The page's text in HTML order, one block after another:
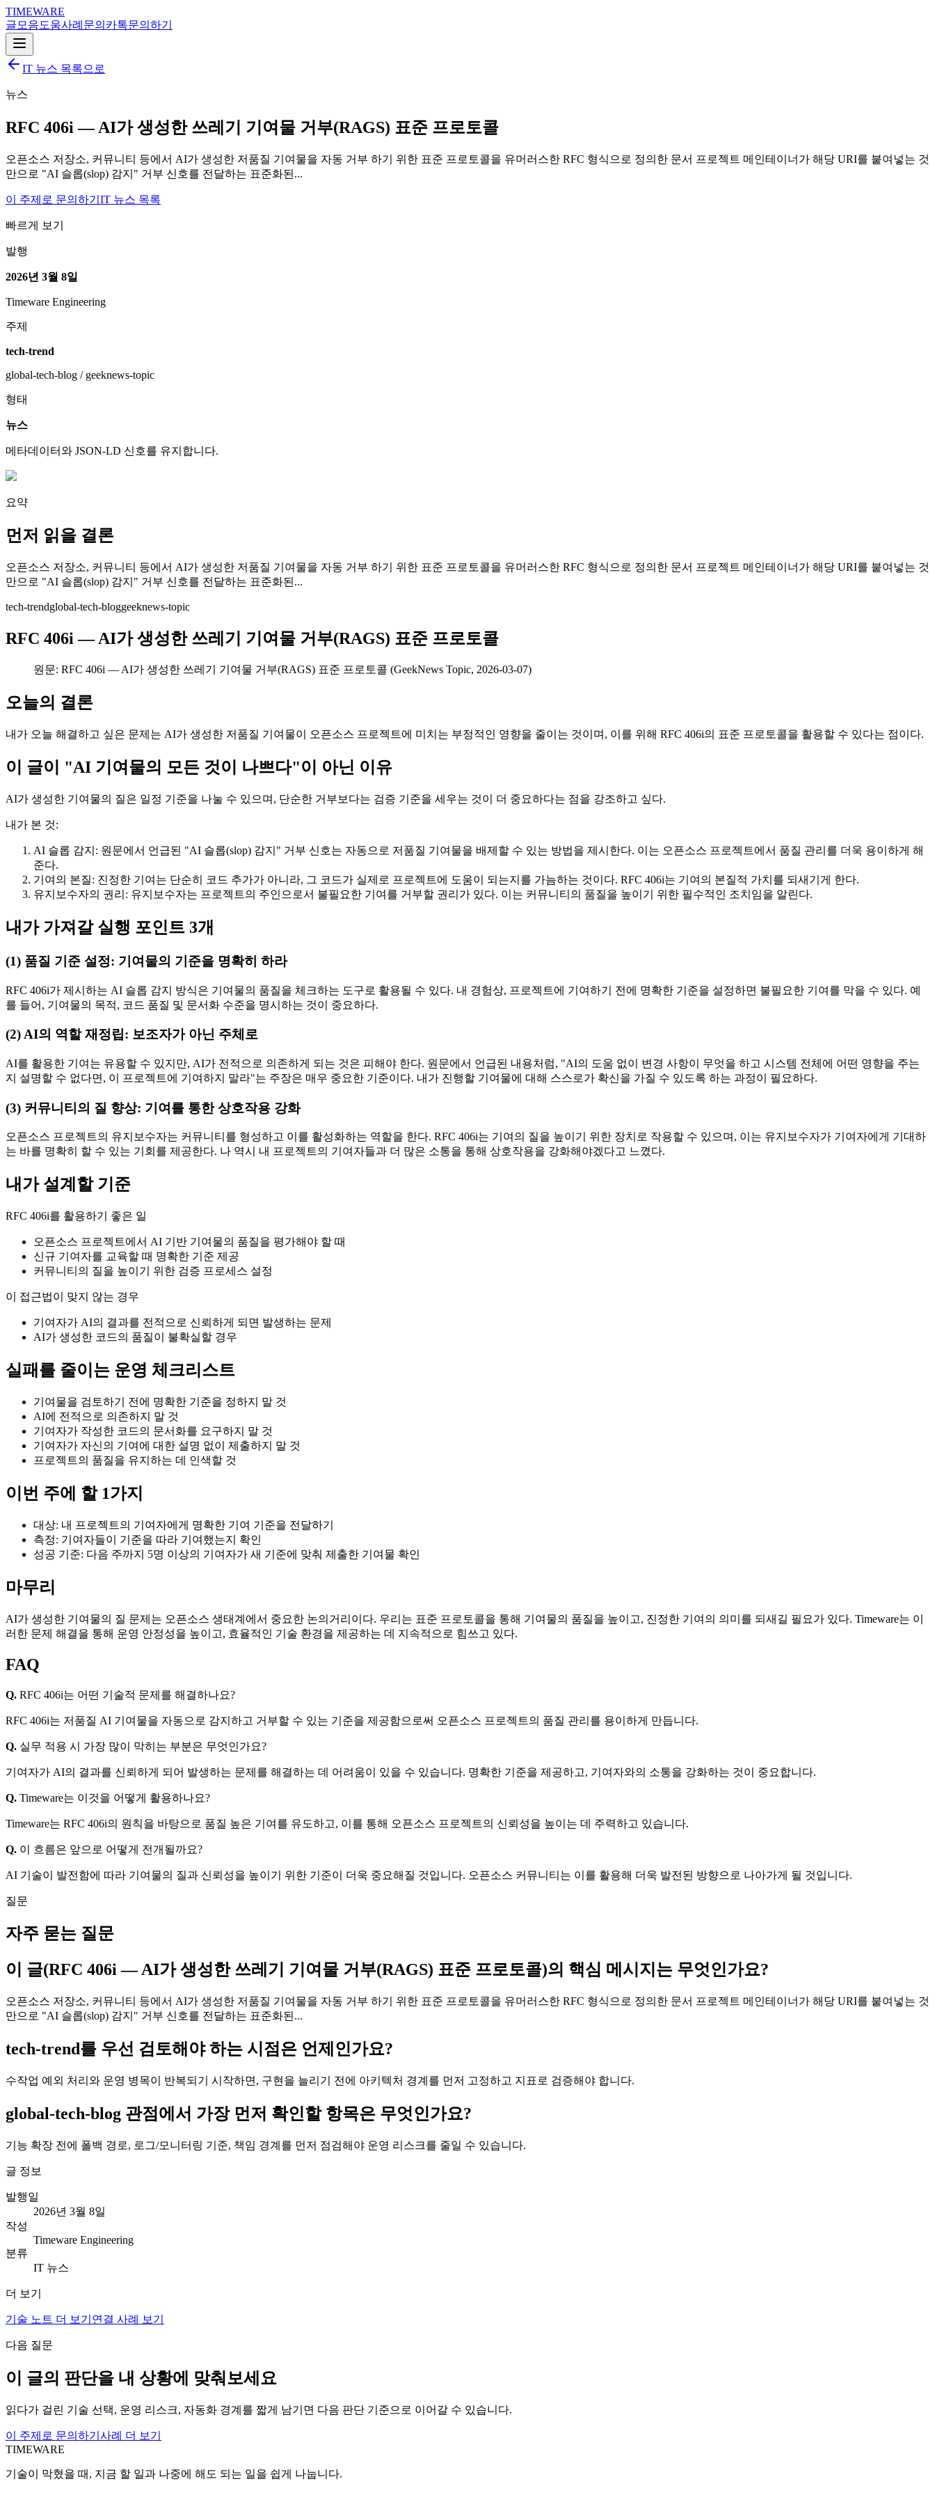
TIMEWARE
글 모음도움사례 문의 카톡문의하기
IT 뉴스 목록으로
뉴스
RFC 406i — AI가 생성한 쓰레기 기여물 거부(RAGS) 표준 프로토콜
오픈소스 저장소, 커뮤니티 등에서 AI가 생성한 저품질 기여물을 자동 거부 하기 위한 표준 프로토콜을 유머러스한 RFC 형식으로 정의한 문서 프로젝트 메인테이너가 해당 URI를 붙여넣는 것
만으로 "AI 슬롭(slop) 감지" 거부 신호를 전달하는 표준화된...
이 주제로 문의하기 IT 뉴스 목록
빠르게 보기
발행
2026년 3월 8일
Timeware Engineering
주제
tech-trend
global-tech-blog / geeknews-topic
형태
뉴스
메타데이터와 JSON-LD 신호를 유지합니다.
요약
먼저 읽을 결론
오픈소스 저장소, 커뮤니티 등에서 AI가 생성한 저품질 기여물을 자동 거부 하기 위한 표준 프로토콜을 유머러스한 RFC 형식으로 정의한 문서 프로젝트 메인테이너가 해당 URI를 붙여넣는 것
만으로 "AI 슬롭(slop) 감지" 거부 신호를 전달하는 표준화된...
tech-trendglobal-tech-bloggeeknews-topic
RFC 406i — AI가 생성한 쓰레기 기여물 거부(RAGS) 표준 프로토콜
원문: RFC 406i — AI가 생성한 쓰레기 기여물 거부(RAGS) 표준 프로토콜 (GeekNews Topic, 2026-03-07)
오늘의 결론
내가 오늘 해결하고 싶은 문제는 AI가 생성한 저품질 기여물이 오픈소스 프로젝트에 미치는 부정적인 영향을 줄이는 것이며, 이를 위해 RFC 406i의 표준 프로토콜을 활용할 수 있다는 점이다.
이 글이 "AI 기여물의 모든 것이 나쁘다"이 아닌 이유
AI가 생성한 기여물의 질은 일정 기준을 나눌 수 있으며, 단순한 거부보다는 검증 기준을 세우는 것이 더 중요하다는 점을 강조하고 싶다.
내가 본 것:
AI 슬롭 감지: 원문에서 언급된 "AI 슬롭(slop) 감지" 거부 신호는 자동으로 저품질 기여물을 배제할 수 있는 방법을 제시한다. 이는 오픈소스 프로젝트에서 품질 관리를 더욱 용이하게 해
준다.
기여의 본질: 진정한 기여는 단순히 코드 추가가 아니라, 그 코드가 실제로 프로젝트에 도움이 되는지를 가늠하는 것이다. RFC 406i는 기여의 본질적 가치를 되새기게 한다.
유지보수자의 권리: 유지보수자는 프로젝트의 주인으로서 불필요한 기여를 거부할 권리가 있다. 이는 커뮤니티의 품질을 높이기 위한 필수적인 조치임을 알린다.
내가 가져갈 실행 포인트 3개
(1) 품질 기준 설정: 기여물의 기준을 명확히 하라
RFC 406i가 제시하는 AI 슬롭 감지 방식은 기여물의 품질을 체크하는 도구로 활용될 수 있다. 내 경험상, 프로젝트에 기여하기 전에 명확한 기준을 설정하면 불필요한 기여를 막을 수 있다. 예
를 들어, 기여물의 목적, 코드 품질 및 문서화 수준을 명시하는 것이 중요하다.
(2) AI의 역할 재정립: 보조자가 아닌 주체로
AI를 활용한 기여는 유용할 수 있지만, AI가 전적으로 의존하게 되는 것은 피해야 한다. 원문에서 언급된 내용처럼, "AI의 도움 없이 변경 사항이 무엇을 하고 시스템 전체에 어떤 영향을 주는
지 설명할 수 없다면, 이 프로젝트에 기여하지 말라"는 주장은 매우 중요한 기준이다. 내가 진행할 기여물에 대해 스스로가 확신을 가질 수 있도록 하는 과정이 필요하다.
(3) 커뮤니티의 질 향상: 기여를 통한 상호작용 강화
오픈소스 프로젝트의 유지보수자는 커뮤니티를 형성하고 이를 활성화하는 역할을 한다. RFC 406i는 기여의 질을 높이기 위한 장치로 작용할 수 있으며, 이는 유지보수자가 기여자에게 기대하
는 바를 명확히 할 수 있는 기회를 제공한다. 나 역시 내 프로젝트의 기여자들과 더 많은 소통을 통해 상호작용을 강화해야겠다고 느꼈다.
내가 설계할 기준
RFC 406i를 활용하기 좋은 일
오픈소스 프로젝트에서 AI 기반 기여물의 품질을 평가해야 할 때
신규 기여자를 교육할 때 명확한 기준 제공
커뮤니티의 질을 높이기 위한 검증 프로세스 설정
이 접근법이 맞지 않는 경우
기여자가 AI의 결과를 전적으로 신뢰하게 되면 발생하는 문제
AI가 생성한 코드의 품질이 불확실할 경우
실패를 줄이는 운영 체크리스트
기여물을 검토하기 전에 명확한 기준을 정하지 말 것
AI에 전적으로 의존하지 말 것
기여자가 작성한 코드의 문서화를 요구하지 말 것
기여자가 자신의 기여에 대한 설명 없이 제출하지 말 것
프로젝트의 품질을 유지하는 데 인색할 것
이번 주에 할 1가지
대상: 내 프로젝트의 기여자에게 명확한 기여 기준을 전달하기
측정: 기여자들이 기준을 따라 기여했는지 확인
성공 기준: 다음 주까지 5명 이상의 기여자가 새 기준에 맞춰 제출한 기여물 확인
마무리
AI가 생성한 기여물의 질 문제는 오픈소스 생태계에서 중요한 논의거리이다. 우리는 표준 프로토콜을 통해 기여물의 품질을 높이고, 진정한 기여의 의미를 되새길 필요가 있다. Timeware는 이
러한 문제 해결을 통해 운영 안정성을 높이고, 효율적인 기술 환경을 제공하는 데 지속적으로 힘쓰고 있다.
FAQ
Q. RFC 406i는 어떤 기술적 문제를 해결하나요?
RFC 406i는 저품질 AI 기여물을 자동으로 감지하고 거부할 수 있는 기준을 제공함으로써 오픈소스 프로젝트의 품질 관리를 용이하게 만듭니다.
Q. 실무 적용 시 가장 많이 막히는 부분은 무엇인가요?
기여자가 AI의 결과를 신뢰하게 되어 발생하는 문제를 해결하는 데 어려움이 있을 수 있습니다. 명확한 기준을 제공하고, 기여자와의 소통을 강화하는 것이 중요합니다.
Q. Timeware는 이것을 어떻게 활용하나요?
Timeware는 RFC 406i의 원칙을 바탕으로 품질 높은 기여를 유도하고, 이를 통해 오픈소스 프로젝트의 신뢰성을 높이는 데 주력하고 있습니다.
Q. 이 흐름은 앞으로 어떻게 전개될까요?
AI 기술이 발전함에 따라 기여물의 질과 신뢰성을 높이기 위한 기준이 더욱 중요해질 것입니다. 오픈소스 커뮤니티는 이를 활용해 더욱 발전된 방향으로 나아가게 될 것입니다.
질문
자주 묻는 질문
이 글(RFC 406i — AI가 생성한 쓰레기 기여물 거부(RAGS) 표준 프로토콜)의 핵심 메시지는 무엇인가요?
오픈소스 저장소, 커뮤니티 등에서 AI가 생성한 저품질 기여물을 자동 거부 하기 위한 표준 프로토콜을 유머러스한 RFC 형식으로 정의한 문서 프로젝트 메인테이너가 해당 URI를 붙여넣는 것
만으로 "AI 슬롭(slop) 감지" 거부 신호를 전달하는 표준화된...
tech-trend를 우선 검토해야 하는 시점은 언제인가요?
수작업 예외 처리와 운영 병목이 반복되기 시작하면, 구현을 늘리기 전에 아키텍처 경계를 먼저 고정하고 지표로 검증해야 합니다.
global-tech-blog 관점에서 가장 먼저 확인할 항목은 무엇인가요?
기능 확장 전에 폴백 경로, 로그/모니터링 기준, 책임 경계를 먼저 점검해야 운영 리스크를 줄일 수 있습니다.
글 정보
발행일
2026년 3월 8일
작성
Timeware Engineering
분류
IT 뉴스
더 보기
기술 노트 더 보기 연결 사례 보기
다음 질문
이 글의 판단을 내 상황에 맞춰보세요
읽다가 걸린 기술 선택, 운영 리스크, 자동화 경계를 짧게 남기면 다음 판단 기준으로 이어갈 수 있습니다.
이 주제로 문의하기 사례 더 보기
TIMEWARE
기술이 막혔을 때, 지금 할 일과 나중에 해도 되는 일을 쉽게 나눕니다.